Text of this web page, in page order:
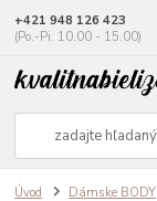
+421 948 126 423
(Po.-Pi. 10.00 - 15.00)
Úvod Dámske BODY